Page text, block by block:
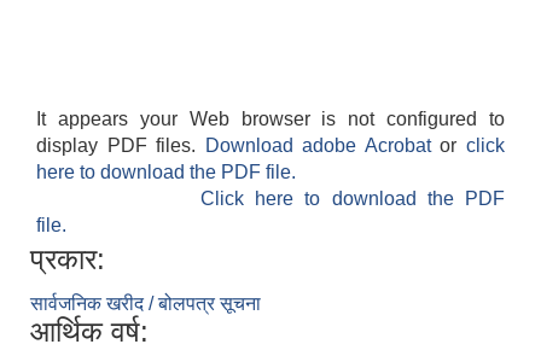
It appears your Web browser is not configured to
display PDF files.
Download adobe Acrobatorclick
here to download the PDF file.
Click here to download the PDF
file.
प्रकार:
सार्वजनिक खरीद / बोलपत्र सूचना
आर्थिक वर्ष: